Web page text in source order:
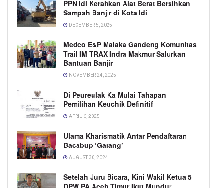
PPN Idi Kerahkan Alat Berat Bersihkan
Sampah Banjir di Kota Idi
DECEMBER 5, 2025
Medco E&P Malaka Gandeng Komunitas
Trail IM TRAX Indra Makmur Salurkan
Bantuan Banjir
NOVEMBER 24, 2025
Di Peureulak Ka Mulai Tahapan
Pemilihan Keuchik Definitif
APRIL 6, 2025
Ulama Kharismatik Antar Pendaftaran
Bacabup ‘Garang’
AUGUST 30, 2024
Setelah Juru Bicara, Kini Wakil Ketua 5
DPW PA Aceh Timur Ikut Mundur